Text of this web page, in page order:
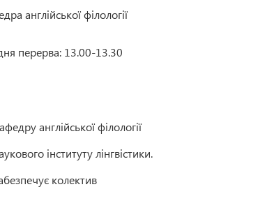
англійської філології
перерва: 13.00-13.30
англійської філології
інституту лінгвістики.
колектив